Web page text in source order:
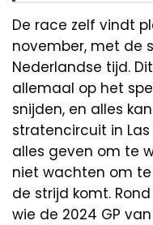
De race zelf vindt
november, met de
Nederlandse tijd.
allemaal op het
snijden, en alles
stratencircuit in Las
alles geven om te
niet wachten om
de strijd komt.
wie de 2024 GP